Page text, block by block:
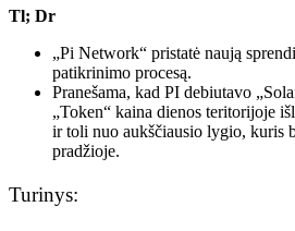
Tl; Dr
„Pi Network“ pristatė naują
patikrinimo procesą.
Pranešama, kad PI debiutavo
„Token“ kaina dienos teritorijoje
ir toli nuo aukščiausio lygio, kuris
pradžioje.
Turinys: